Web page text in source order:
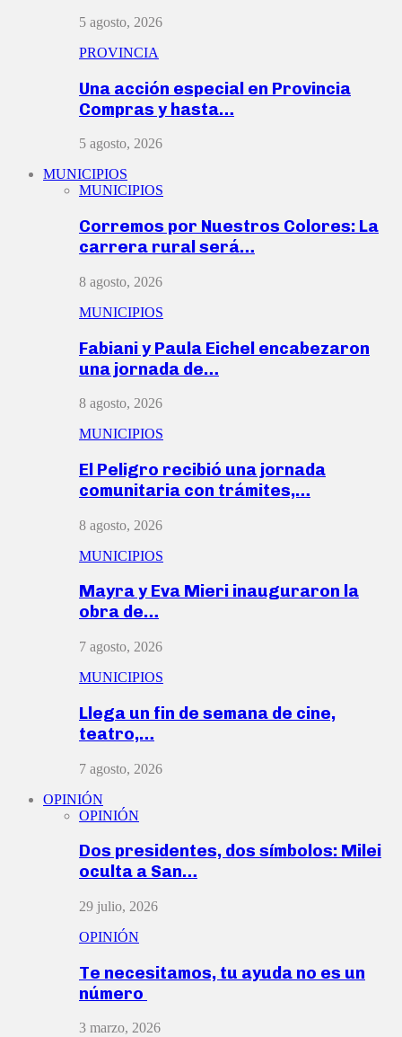
5 agosto, 2026
PROVINCIA
Una acción especial en Provincia
Compras y hasta…
5 agosto, 2026
MUNICIPIOS
MUNICIPIOS
Corremos por Nuestros Colores: La
carrera rural será…
8 agosto, 2026
MUNICIPIOS
Fabiani y Paula Eichel encabezaron
una jornada de…
8 agosto, 2026
MUNICIPIOS
El Peligro recibió una jornada
comunitaria con trámites,…
8 agosto, 2026
MUNICIPIOS
Mayra y Eva Mieri inauguraron la
obra de…
7 agosto, 2026
MUNICIPIOS
Llega un fin de semana de cine,
teatro,…
7 agosto, 2026
OPINIÓN
OPINIÓN
Dos presidentes, dos símbolos: Milei
oculta a San…
29 julio, 2026
OPINIÓN
Te necesitamos, tu ayuda no es un
número
3 marzo, 2026